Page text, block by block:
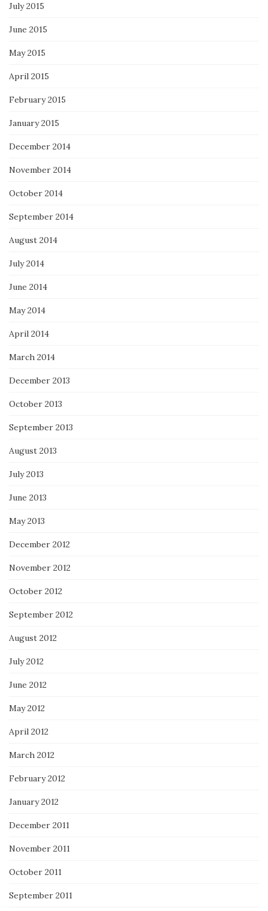
July 2015
June 2015
May 2015
April 2015
February 2015
January 2015
December 2014
November 2014
October 2014
September 2014
August 2014
July 2014
June 2014
May 2014
April 2014
March 2014
December 2013
October 2013
September 2013
August 2013
July 2013
June 2013
May 2013
December 2012
November 2012
October 2012
September 2012
August 2012
July 2012
June 2012
May 2012
April 2012
March 2012
February 2012
January 2012
December 2011
November 2011
October 2011
September 2011